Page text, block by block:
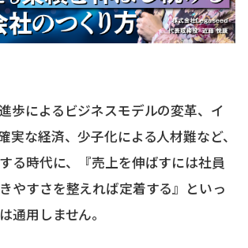
歩によるビジネスモデルの変革、イ
実な経済、少子化による人材難など、
る時代に、『売上を伸ばすには社員
やすさを整えれば定着する』といっ
通用しません。